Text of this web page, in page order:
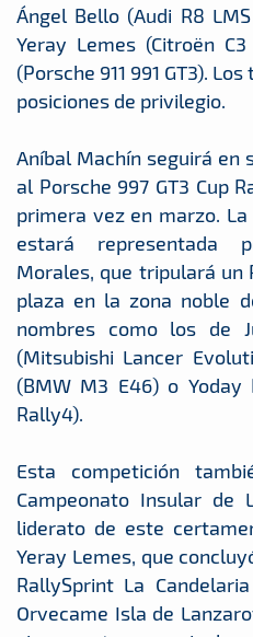
Ángel Bello (Audi R8
Yeray Lemes (Citroën C3
(Porsche 911 991 GT3).
posiciones de privilegio.
Aníbal Machín seguirá en
al Porsche 997 GT3 Cup
primera vez en marzo.
estará representada
Morales, que tripulará un
plaza en la zona noble
nombres como los de
(Mitsubishi Lancer
(BMW M3 E46) o
Rally4).
Esta competición
Campeonato Insular de
liderato de este
Yeray Lemes, que
RallySprint La
Orvecame Isla de